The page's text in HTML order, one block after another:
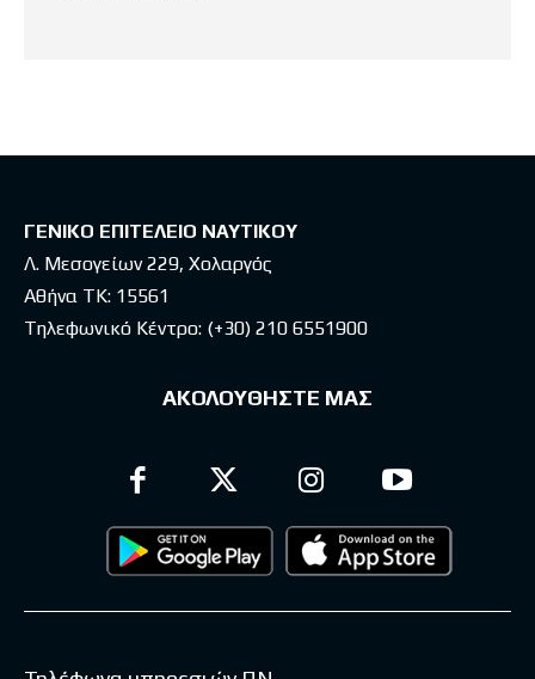
ΓΕΝΙΚΟ ΕΠΙΤΕΛΕΙΟ ΝΑΥΤΙΚΟΥ
Λ. Μεσογείων 229, Χολαργός
Αθήνα ΤΚ: 15561
Τηλεφωνικό Κέντρο: (+30) 210 6551900
ΑΚΟΛΟΥΘΗΣΤΕ ΜΑΣ